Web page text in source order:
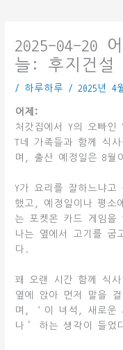
2025-04-20
늘: 후지건설
/ 하루하루 / 2025년 4
어제:
처갓집에서 Y의 오빠
T네 가족들과 함께 식
며, 출산 예정일은 8월
Y가 요리를 잘하느냐
했고, 예정일이나 평소
는 포켓몬 카드 게임을
나는 옆에서 고기를 굽
다.
꽤 오랜 시간 함께 식
옆에 앉아 먼저 말을
며, ‘이 녀석, 새로운
나’ 하는 생각이 들었